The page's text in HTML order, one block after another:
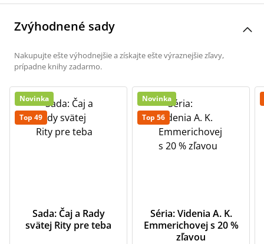
Zvýhodnené sady
Nakupujte ešte výhodnejšie a získajte ešte výraznejšie zľavy,
prípadne knihy zadarmo.
Novinka
Top 49
Sada: Čaj a Rady
svätej Rity pre teba
Novinka
Top 56
Séria: Videnia A. K.
Emmerichovej s 20 %
zľavou